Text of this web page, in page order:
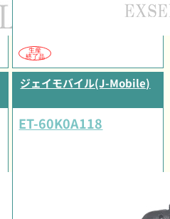
生産
終了品
ジェイモバイル(J-Mobile)
ET-60K0A118